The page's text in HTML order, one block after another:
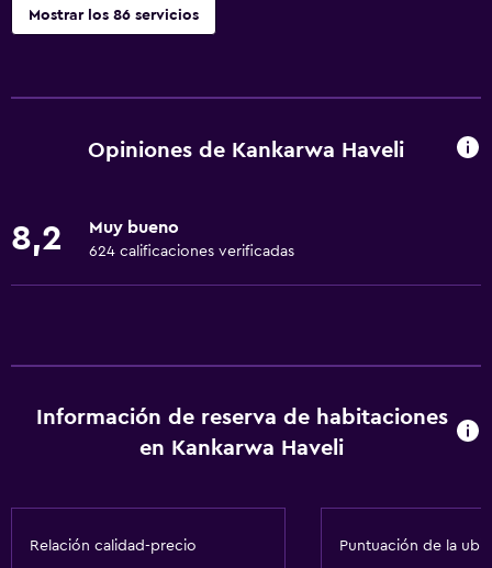
Mostrar los 86 servicios
Wifi gratis
Toallas
Alarma de humo
Aire acondicionado
Opiniones de Kankarwa Haveli
8,2 Muy bueno
624 calificaciones verificadas
Información de reserva de habitaciones
en Kankarwa Haveli
Relación calidad-precio Puntuación de la